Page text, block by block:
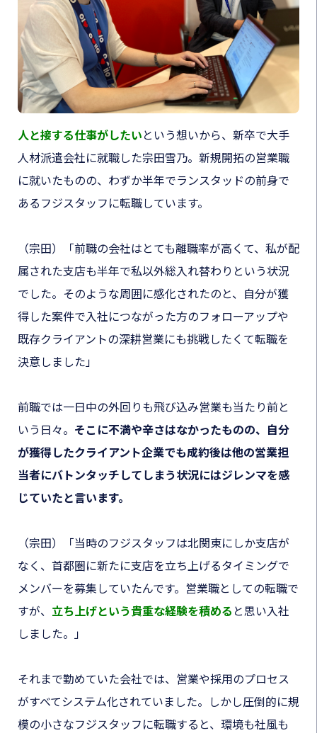
人と接する仕事がしたい という想いから、新卒で大手
人材派遣会社に就職した宗田雪乃。新規開拓の営業職
に就いたものの、わずか半年でランスタッドの前身で
あるフジスタッフに転職しています。
（宗田）
「前職の会社はとても離職率が高くて、私が配
属された支店も半年で私以外総入れ替わりという状況
でした。そのような周囲に感化されたのと、自分が獲
得した案件で入社につながった方のフォローアップや
既存クライアントの深耕営業にも挑戦したくて転職を
決意しました」
前職では一日中の外回りも飛び込み営業も当たり前と
いう日々。 そこに不満や辛さはなかったものの、自分
が獲得したクライアント企業でも成約後は他の営業担
当者にバトンタッチしてしまう状況にはジレンマを感
じていたと言います。
（宗田）「当時のフジスタッフは北関東にしか支店が
なく、首都圏に新たに支店を立ち上げるタイミングで
メンバーを募集していたんです。営業職としての転職で
すが、 立ち上げという貴重な経験を積める と思い入社
しました。」
それまで勤めていた会社では、営業や採用のプロセス
がすべてシステム化されていました。しかし圧倒的に規
模の小さなフジスタッフに転職すると、環境も社風も